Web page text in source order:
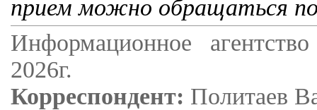
прием можно обращаться
Информационное
2026г.
Корреспондент: Политаев